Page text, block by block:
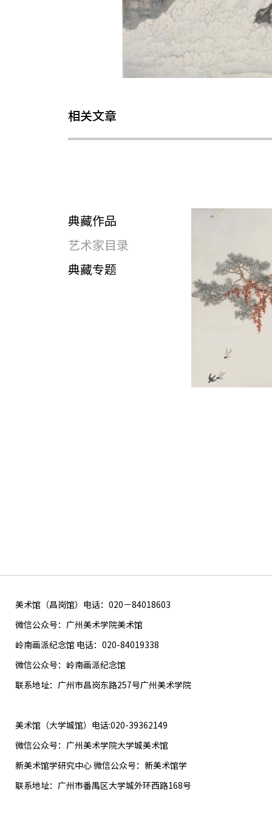
相关文章
典藏作品
艺术家目录
典藏专题
美术馆（昌岗馆）电话：020－84018603
微信公众号：广州美术学院美术馆
岭南画派纪念馆 电话：020-84019338
微信公众号：岭南画派纪念馆
联系地址：广州市昌岗东路257号广州美术学院
美术馆（大学城馆）电话:020-39362149
微信公众号：广州美术学院大学城美术馆
新美术馆学研究中心 微信公众号：新美术馆学
联系地址：广州市番禺区大学城外环西路168号